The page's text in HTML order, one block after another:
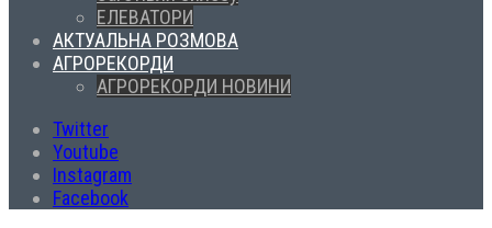
ЕЛЕВАТОРИ
АКТУАЛЬНА РОЗМОВА
АГРОРЕКОРДИ
АГРОРЕКОРДИ НОВИНИ
Twitter
Youtube
Instagram
Facebook